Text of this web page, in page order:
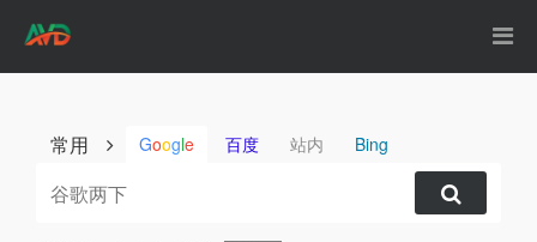
常用 Google 百度 站内 Bing